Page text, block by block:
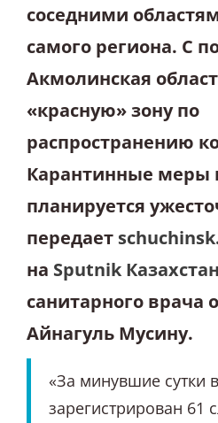
соседними
самого региона. С
Акмолинская
«красную» зону по
распространению
Карантинные меры
планируется
передает
на Sputnik Казахстан
санитарного врача
Айнагуль Мусину.
«За минувшие сутки
зарегистрирован 61